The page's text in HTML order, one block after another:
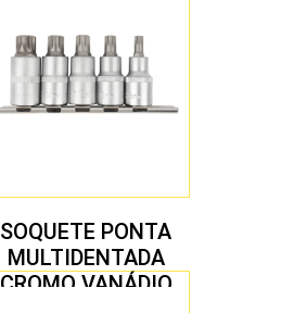
SOQUETE PONTA
MULTIDENTADA
CROMO VANÁDIO